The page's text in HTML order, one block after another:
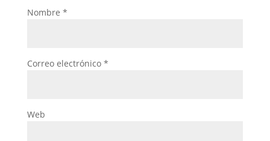
Nombre *
Correo electrónico *
Web